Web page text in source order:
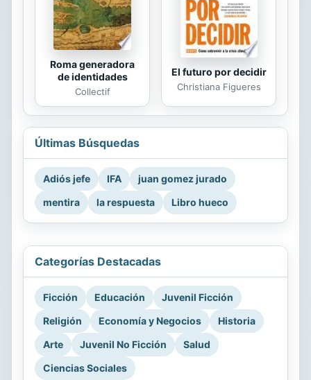
Roma generadora
de identidades
Collectif
El futuro por decidir
Christiana Figueres
Últimas Búsquedas
Adiós jefe IFA
juan gomez jurado
mentira
la respuesta Libro hueco
Categorías Destacadas
Ficción Educación
Juvenil Ficción
Religión
Economía y Negocios
Historia
Arte
Juvenil No Ficción
Salud
Ciencias Sociales